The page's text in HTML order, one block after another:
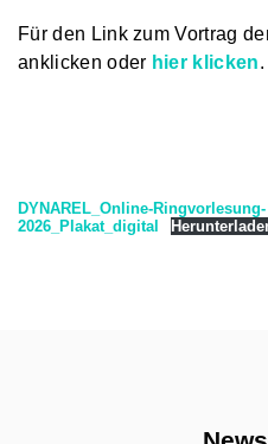
Für den Link zum Vortrag
anklicken oder hier klicken.
DYNAREL_Online-Ringvorlesung-
2026_Plakat_digital